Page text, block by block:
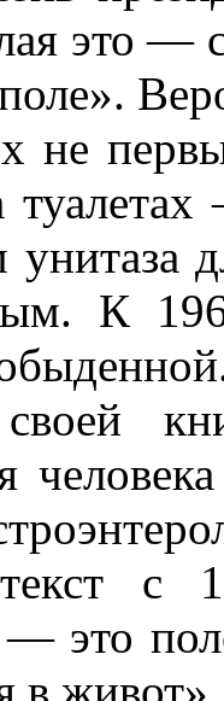
это
не
унитаза
К
с
это
в живот».